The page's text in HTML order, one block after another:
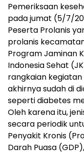
Pemeriksaan
pada jumat (5/7/
Peserta Prolanis
prolanis
Program Jaminan
Indonesia Sehat
rangkaian
akhirnya sudah di
seperti diabetes
Oleh karena itu,
secara periodik
Penyakit Kronis
Darah Puasa